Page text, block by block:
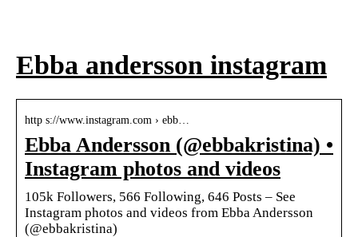
Ebba andersson instagram
http s://www.instagram.com › ebb…
Ebba Andersson (@ebbakristina) •
Instagram photos and videos
105k Followers, 566 Following, 646 Posts – See
Instagram photos and videos from Ebba Andersson
(@ebbakristina)